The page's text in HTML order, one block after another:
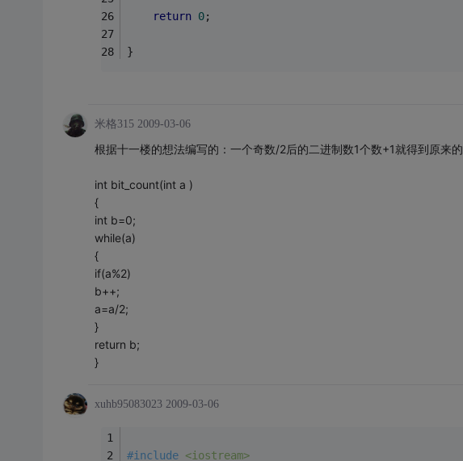
return 0;
}
米格315 2009-03-06
根据十一楼的想法编写的：一个奇数/2后的二进制数1个数+1就得到原来
int bit_count(int a )
{
int b=0;
while(a)
{
if(a%2)
b++;
a=a/2;
}
return b;
}
xuhb95083023 2009-03-06
#include <iostream>